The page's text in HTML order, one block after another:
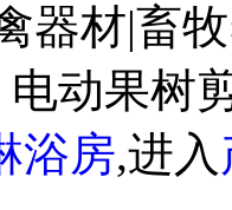
器材|畜
电动果树
浴房,进入